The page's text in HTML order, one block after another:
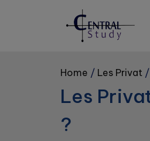
Home Les Privat
Les
?